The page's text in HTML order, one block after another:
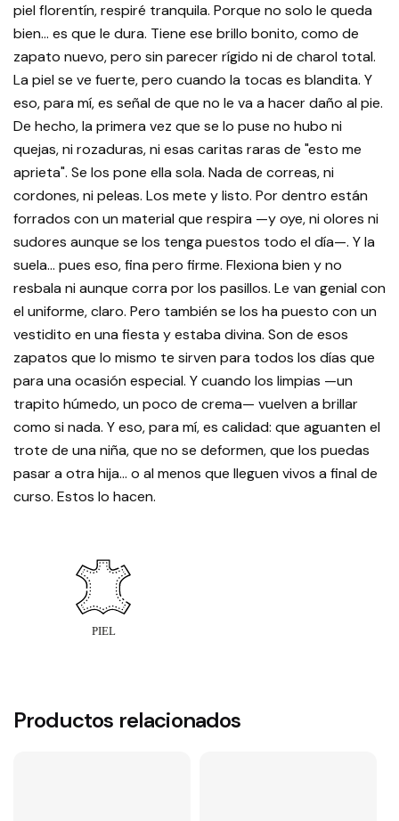
piel florentín, respiré tranquila. Porque no solo le queda
bien… es que le dura. Tiene ese brillo bonito, como de
zapato nuevo, pero sin parecer rígido ni de charol total.
La piel se ve fuerte, pero cuando la tocas es blandita. Y
eso, para mí, es señal de que no le va a hacer daño al pie.
De hecho, la primera vez que se lo puse no hubo ni
quejas, ni rozaduras, ni esas caritas raras de "esto me
aprieta". Se los pone ella sola. Nada de correas, ni
cordones, ni peleas. Los mete y listo. Por dentro están
forrados con un material que respira —y oye, ni olores ni
sudores aunque se los tenga puestos todo el día—. Y la
suela… pues eso, fina pero firme. Flexiona bien y no
resbala ni aunque corra por los pasillos. Le van genial con
el uniforme, claro. Pero también se los ha puesto con un
vestidito en una fiesta y estaba divina. Son de esos
zapatos que lo mismo te sirven para todos los días que
para una ocasión especial. Y cuando los limpias —un
trapito húmedo, un poco de crema— vuelven a brillar
como si nada. Y eso, para mí, es calidad: que aguanten el
trote de una niña, que no se deformen, que los puedas
pasar a otra hija… o al menos que lleguen vivos a final de
curso. Estos lo hacen.
Productos relacionados